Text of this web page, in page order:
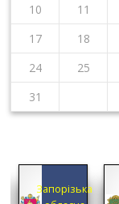
10
11
17
18
24
25
31
Запорізька